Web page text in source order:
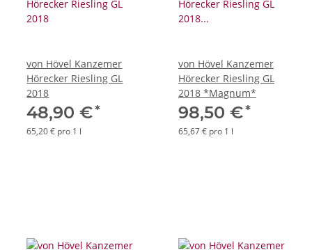
von Hövel Kanzemer
Hörecker Riesling GL
2018
48,90 €*
65,20 € pro 1 l
von Hövel Kanzemer
Hörecker Riesling GL
2018 *Magnum*
98,50 €*
65,67 € pro 1 l